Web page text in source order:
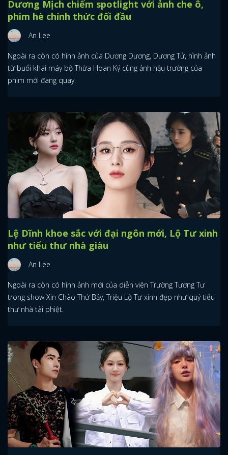
Dương Mịch chiếm spotlight với ảnh che ô,
phim hè chính thức đối đầu
An Lee
Ngoài ra còn có hình ảnh của Dương Dương, Dương Tử, hình ảnh
từ buổi khai máy bộ Thừa Hoan Ký cùng ảnh hậu trường của
phim mới đang quay.
Lệ Dĩnh khoe sắc với đại ngôn mới, Lộ Tư xinh
như tiểu thư nhà giàu
An Lee
Ngoài ra còn có hình ảnh mới của diễn viên Trường Tương Tư
trong show Xin Chào Thứ Bảy, Triệu Lộ Tư xinh đẹp như quý tiểu
thư nhà tài phiệt.